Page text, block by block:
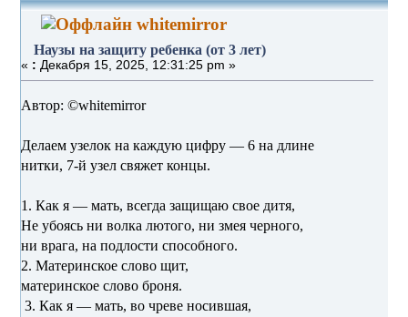
whitemirror
Наузы на защиту ребенка (от 3 лет)
« : Декабря 15, 2025, 12:31:25 pm »
Автор: ©whitemirror
Делаем узелок на каждую цифру — 6 на длине
нитки, 7-й узел свяжет концы.
1. Как я — мать, всегда защищаю свое дитя,
Не убоясь ни волка лютого, ни змея черного,
ни врага, на подлости способного.
2. Материнское слово щит,
материнское слово броня.
3. Как я — мать, во чреве носившая,